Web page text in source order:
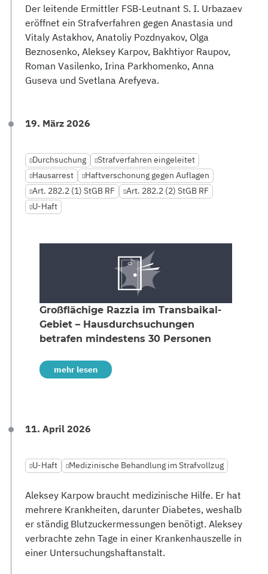
Der leitende Ermittler FSB-Leutnant S. I. Urbazaev
eröffnet ein Strafverfahren gegen Anastasia und
Vitaly Astakhov, Anatoliy Pozdnyakov, Olga
Beznosenko, Aleksey Karpov, Bakhtiyor Raupov,
Roman Vasilenko, Irina Parkhomenko, Anna
Guseva und Svetlana Arefyeva.
19. März 2026
Durchsuchung
Strafverfahren eingeleitet
Hausarrest
Haftverschonung gegen Auflagen
Art. 282.2 (1) StGB RF
Art. 282.2 (2) StGB RF
U-Haft
Großflächige Razzia im Transbaikal-
Gebiet – Hausdurchsuchungen
betrafen mindestens 30 Personen
mehr lesen
11. April 2026
U-Haft Medizinische Behandlung im Strafvollzug
Aleksey Karpow braucht medizinische Hilfe. Er hat
mehrere Krankheiten, darunter Diabetes, weshalb
er ständig Blutzuckermessungen benötigt. Aleksey
verbrachte zehn Tage in einer Krankenhauszelle in
einer Untersuchungshaftanstalt.